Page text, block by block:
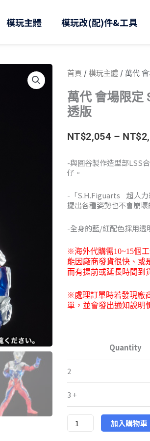
模玩主體 模玩改(配)件&工具
首頁 / 模玩主體 / 萬代
萬代 會場限定
透版
NT$2,054 – NT$
-與圓谷製作造型部LSS
仔。
-「S.H.Figuarts 超人
擺出各種姿勢也不會崩壞
-全身的藍/紅配色採用透
※海外代購需10~15個
能因廠商發貨很快、或
而有提前或延長時間到
※處理訂單時若發現廠
單，並會發出通知說明
Quantity
2
3 +
會
場
限
定
SHF
加入購物車